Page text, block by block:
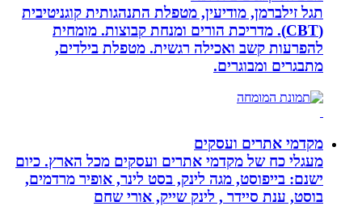
תגל זילברמן, מודיעין, מטפלת התנהגותית קוגניטיבית
(CBT). מדריכת הורים ומנחת קבוצות. מומחית
להפרעות קשב ואכילה רגשית. מטפלת בילדים,
מתבגרים ומבוגרים.
מקדמי אתרים ועסקים
מעגלי כח של מקדמי אתרים ועסקים מכל הארץ. כיום
ישנם: בייפוסט, מגה לינק, בסט לינר, אופיר מרדמים,
בוסט, ענת סיידר , לינק שייק, אורי שחם